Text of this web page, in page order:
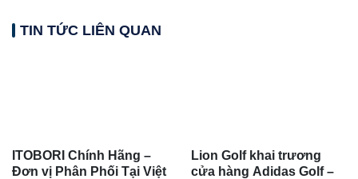
TIN TỨC LIÊN QUAN
ITOBORI Chính Hãng –
Đơn vị Phân Phối Tại Việt
Lion Golf khai trương
cửa hàng Adidas Golf –